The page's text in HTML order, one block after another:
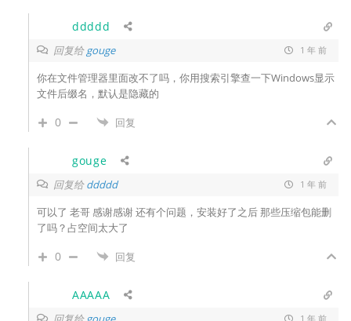
ddddd
回复给gouge 1 年 前
你在文件管理器里面改不了吗，你用搜索引擎查一下Windows显示
文件后缀名，默认是隐藏的
0 回复
gouge
回复给ddddd 1 年 前
可以了 老哥 感谢感谢 还有个问题，安装好了之后 那些压缩包能删
了吗？占空间太大了
0 回复
AAAAA
1 年 前